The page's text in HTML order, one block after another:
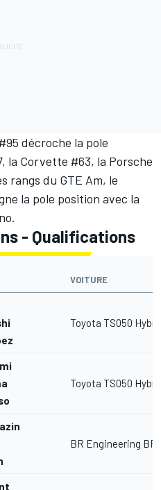
décroche la pole
la Corvette #63, la Porsche
rangs du GTE Am, le
la pole position avec la
- Qualifications
VOITURE
Toyota TS050
Toyota TS050
BR Engineering BR1